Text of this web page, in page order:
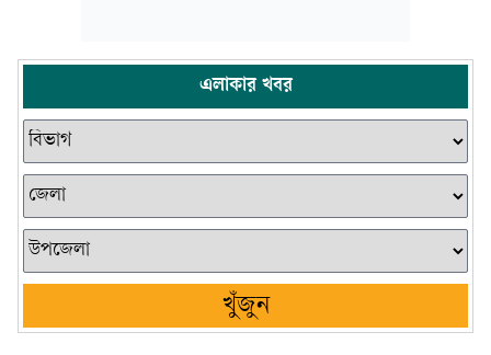
এলাকার খবর
খুঁজুন